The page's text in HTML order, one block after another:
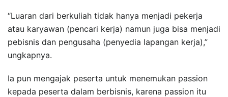
“Luaran dari berkuliah tidak hanya menjadi pekerja
atau karyawan (pencari kerja) namun juga bisa menjadi
pebisnis dan pengusaha (penyedia lapangan kerja),”
ungkapnya.
Ia pun mengajak peserta untuk menemukan passion
kepada peserta dalam berbisnis, karena passion itu